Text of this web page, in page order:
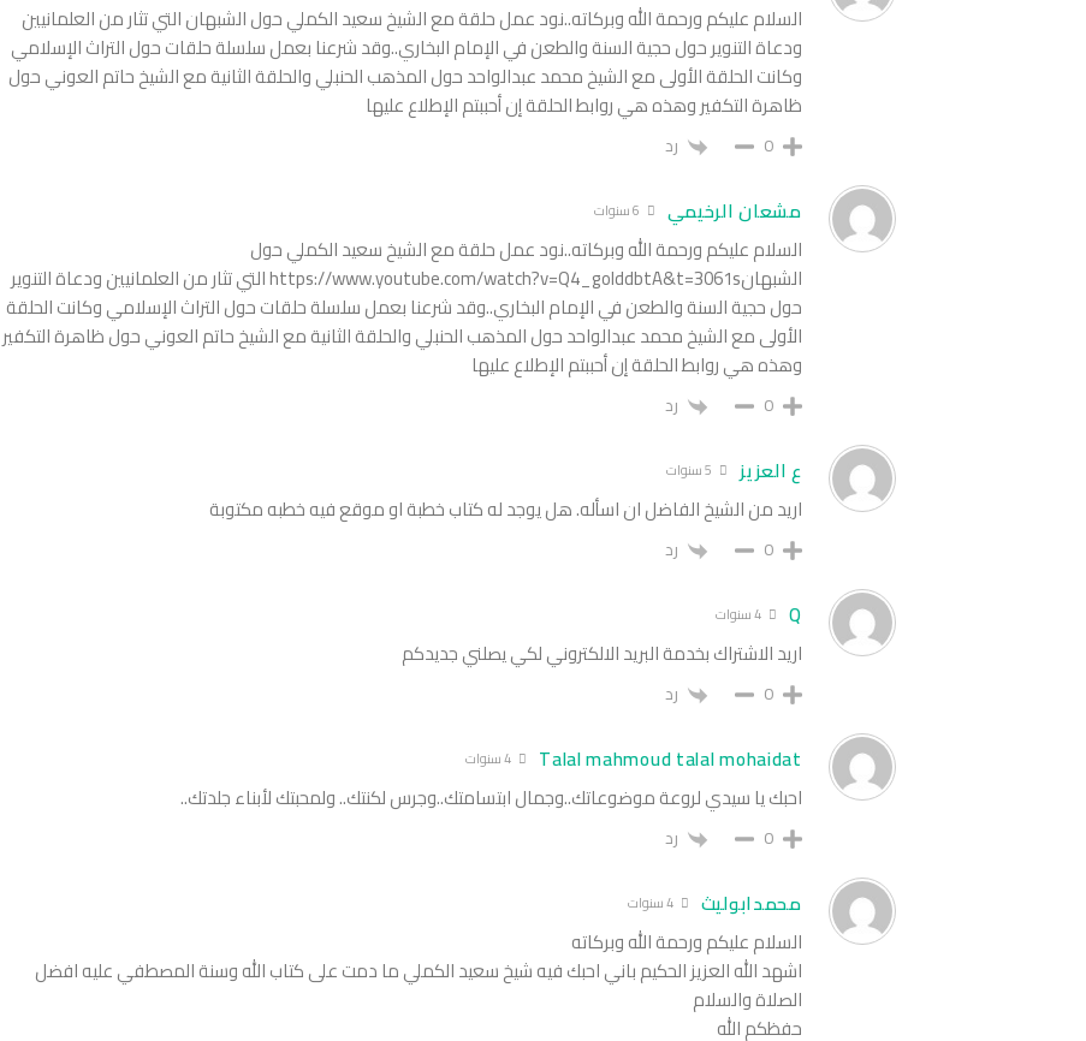
السلام عليكم ورحمة الله وبركاته..نود عمل حلقة مع الشيخ سعيد الكملي حول الشبهان التي تثار من العلمانيين
ودعاة التنوير حول حجية السنة والطعن في الإمام البخاري..وقد شرعنا بعمل سلسلة حلقات حول التراث الإسلامي
وكانت الحلقة الأولى مع الشيخ محمد عبدالواحد حول المذهب الحنبلي والحلقة الثانية مع الشيخ حاتم العوني حول
ظاهرة التكفير وهذه هي روابط الحلقة إن أحببتم الإطلاع عليها
0 رد
مشعان الرخيمي
السلام عليكم ورحمة الله وبركاته..نود عمل حلقة مع الشيخ سعيد الكملي حول
الشبهانhttps://www.youtube.com/watch?v=Q4_goIddbtA&t=3061s التي تثار من العلمانيين ودعاة التنوير
حول حجية السنة والطعن في الإمام البخاري..وقد شرعنا بعمل سلسلة حلقات حول التراث الإسلامي وكانت الحلقة
الأولى مع الشيخ محمد عبدالواحد حول المذهب الحنبلي والحلقة الثانية مع الشيخ حاتم العوني حول ظاهرة التكفير
وهذه هي روابط الحلقة إن أحببتم الإطلاع عليها
0 رد
ع العزيز
اريد من الشيخ الفاضل ان اسأله. هل يوجد له كتاب خطبة او موقع فيه خطبه مكتوبة
0 رد
Q
اريد الاشتراك بخدمة البريد الالكتروني لكي يصلني جديدكم
0 رد
Talal mahmoud talal mohaidat
احبك يا سيدي لروعة موضوعاتك..وجمال ابتسامتك..وجرس لكنتك.. ولمحبتك لأبناء جلدتك..
0 رد
محمدابوليث 4 سنوات
السلام عليكم ورحمة الله وبركاته
اشهد الله العزيز الحكيم باني احبك فيه شيخ سعيد الكملي ما دمت على كتاب الله وسنة المصطفي عليه افضل
الصلاة والسلام
حفظكم الله